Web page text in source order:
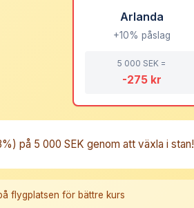
Arlanda
+10% påslag
5 000 SEK =
-275 kr
på 5 000 SEK genom att växla i stan!
flygplatsen för bättre kurs